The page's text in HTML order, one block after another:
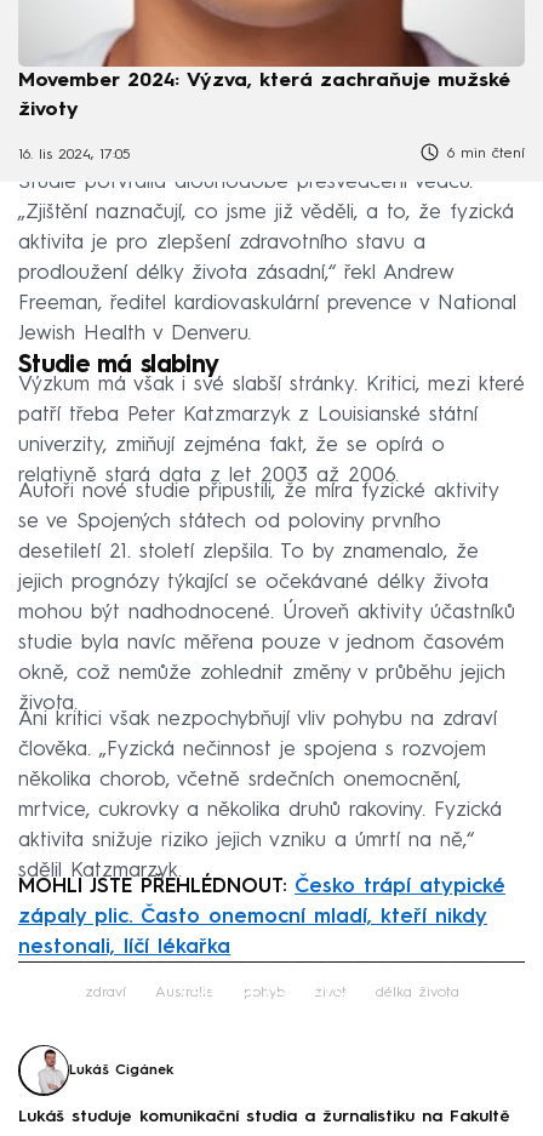
Movember 2024: Výzva, která zachraňuje mužské
životy
16. lis 2024, 17:05 6 min čtení
Studie potvrdila dlouhodobé přesvědčení vědců.
„Zjištění naznačují, co jsme již věděli, a to, že fyzická
aktivita je pro zlepšení zdravotního stavu a
prodloužení délky života zásadní,“ řekl Andrew
Freeman, ředitel kardiovaskulární prevence v National
Jewish Health v Denveru.
Studie má slabiny
Výzkum má však i své slabší stránky. Kritici, mezi které
patří třeba Peter Katzmarzyk z Louisianské státní
univerzity, zmiňují zejména fakt, že se opírá o
relativně stará data z let 2003 až 2006.
Autoři nové studie připustili, že míra fyzické aktivity
se ve Spojených státech od poloviny prvního
desetiletí 21. století zlepšila. To by znamenalo, že
jejich prognózy týkající se očekávané délky života
mohou být nadhodnocené. Úroveň aktivity účastníků
studie byla navíc měřena pouze v jednom časovém
okně, což nemůže zohlednit změny v průběhu jejich
života.
Ani kritici však nezpochybňují vliv pohybu na zdraví
člověka. „Fyzická nečinnost je spojena s rozvojem
několika chorob, včetně srdečních onemocnění,
mrtvice, cukrovky a několika druhů rakoviny. Fyzická
aktivita snižuje riziko jejich vzniku a úmrtí na ně,“
sdělil Katzmarzyk.
MOHLI JSTE PŘEHLÉDNOUT: Česko trápí atypické
zápaly plic. Často onemocní mladí, kteří nikdy
nestonali, líčí lékařka
Failed to fetch
zdraví Austrálie pohyb život délka života
Lukáš Cigánek
Lukáš studuje komunikační studia a žurnalistiku na Fakultě